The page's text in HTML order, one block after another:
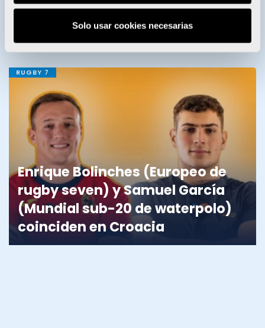
Solo usar cookies necesarias
Enervit entrega sus becas a 28
deportistas del Proyecto FER
RUGBY 7
Enrique Bolinches (Europeo de
rugby seven) y Samuel García
(Mundial sub-20 de waterpolo)
coinciden en Croacia